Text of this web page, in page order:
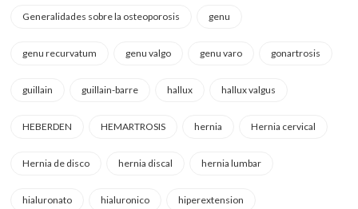
Generalidades sobre la osteoporosis genu
genu recurvatum genu valgo genu varo gonartrosis
guillain guillain-barre hallux hallux valgus
HEBERDEN HEMARTROSIS hernia Hernia cervical
Hernia de disco hernia discal hernia lumbar
hialuronato hialuronico hiperextension